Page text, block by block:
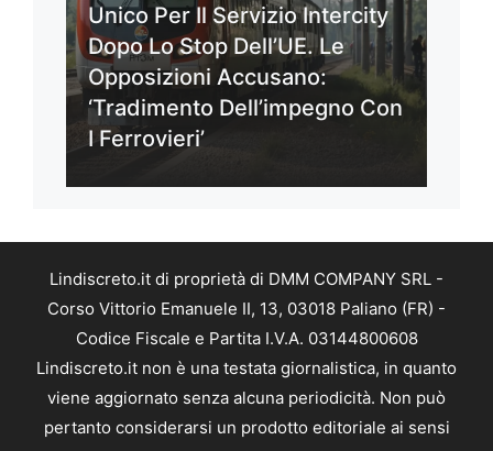
Unico Per Il Servizio Intercity
Dopo Lo Stop Dell’UE. Le
Opposizioni Accusano:
‘Tradimento Dell’impegno Con
I Ferrovieri’
Lindiscreto.it di proprietà di DMM COMPANY SRL -
Corso Vittorio Emanuele II, 13, 03018 Paliano (FR) -
Codice Fiscale e Partita I.V.A. 03144800608
Lindiscreto.it non è una testata giornalistica, in quanto
viene aggiornato senza alcuna periodicità. Non può
pertanto considerarsi un prodotto editoriale ai sensi